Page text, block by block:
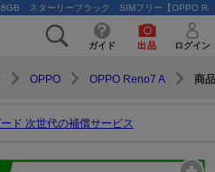
スターリーブラック SIMフリー【OPPO
ガイド 出品 ログイン
OPPO OPPO Reno7 A 商
ド 次世代の補償サービス